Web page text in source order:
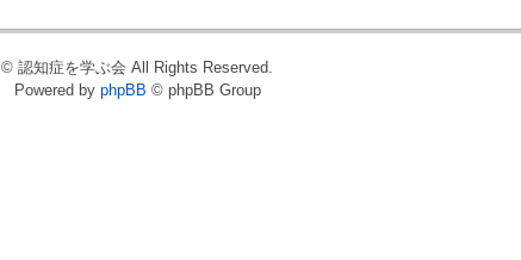
© 認知症を学ぶ会 All Rights Reserved.
Powered by phpBB © phpBB Group